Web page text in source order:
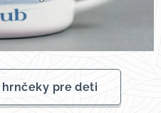
hrnčeky pre deti